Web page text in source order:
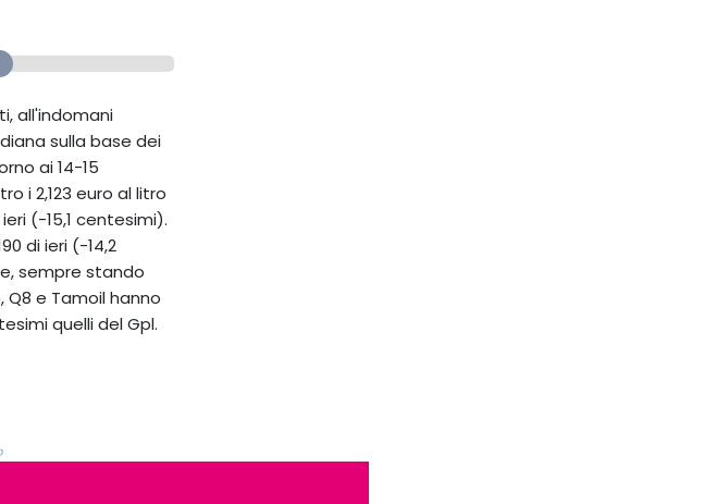
all'indomani
sulla base dei
ai 14-15
i 2,123 euro al litro
(-15,1 centesimi).
di ieri (-14,2
sempre stando
e Tamoil hanno
quelli del Gpl.